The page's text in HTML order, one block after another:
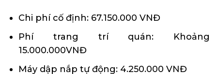
Chi phí cố định: 67.150.000 VNĐ
Phí trang trí quán: Khoảng
15.000.000VNĐ
Máy dập nắp tự động: 4.250.000 VNĐ